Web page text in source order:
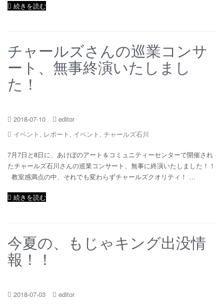
続きを読む
チャールズさんの巡業コンサ
ート、無事終演いたしまし
た！
2018-07-10
editor
イベント , レポート , イベント , チャールズ石川
7月7日と8日に、あけぼのアート＆コミュニティーセンターで開催され
たチャールズ石川さんの巡業コンサート、無事に終演いたしました！！
教室感満点の中、それでも変わらずチャールズクオリティ！ …
続きを読む
今夏の、もじゃキング出没情
報！！
2018-07-03
editor